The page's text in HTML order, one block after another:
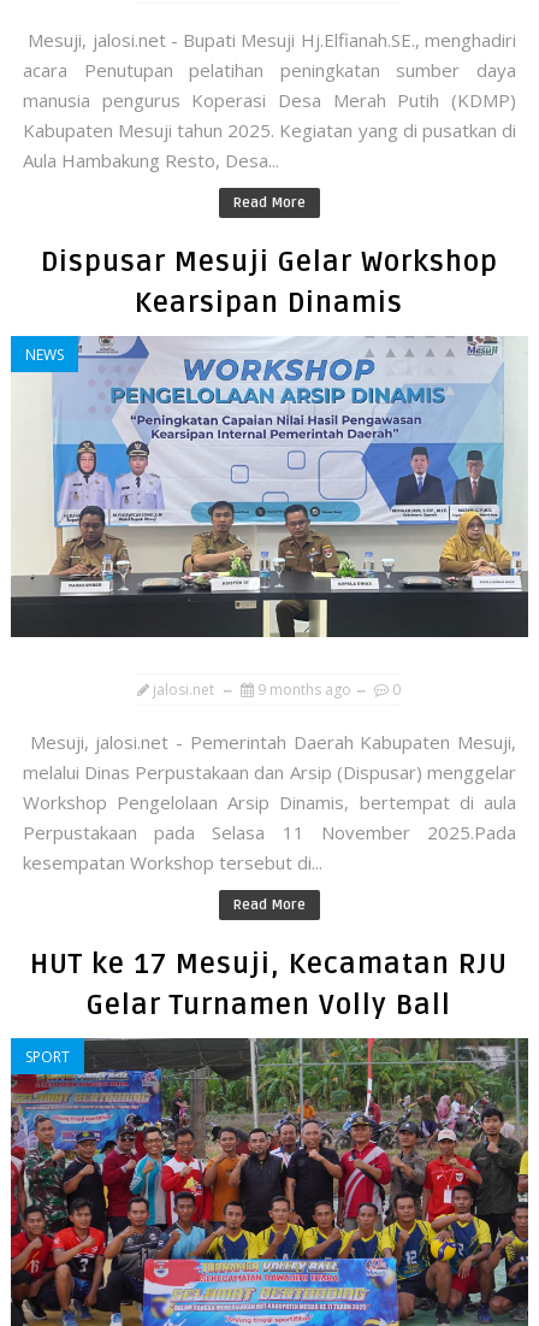
Mesuji, jalosi.net - Bupati Mesuji Hj.Elfianah.SE., menghadiri
acara Penutupan pelatihan peningkatan sumber daya
manusia pengurus Koperasi Desa Merah Putih (KDMP)
Kabupaten Mesuji tahun 2025. Kegiatan yang di pusatkan di
Aula Hambakung Resto, Desa...
Read More
Dispusar Mesuji Gelar Workshop
Kearsipan Dinamis
NEWS
jalosi.net 9 months ago 0
Mesuji, jalosi.net - Pemerintah Daerah Kabupaten Mesuji,
melalui Dinas Perpustakaan dan Arsip (Dispusar) menggelar
Workshop Pengelolaan Arsip Dinamis, bertempat di aula
Perpustakaan pada Selasa 11 November 2025.Pada
kesempatan Workshop tersebut di...
Read More
HUT ke 17 Mesuji, Kecamatan RJU
Gelar Turnamen Volly Ball
SPORT